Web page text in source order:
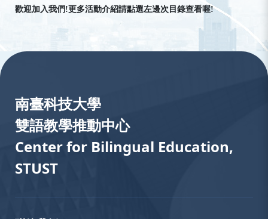
歡迎加入我們!更多活動介紹請點選左邊次目錄查看喔!
南臺科技大學
雙語教學推動中心
Center for Bilingual Education,
STUST